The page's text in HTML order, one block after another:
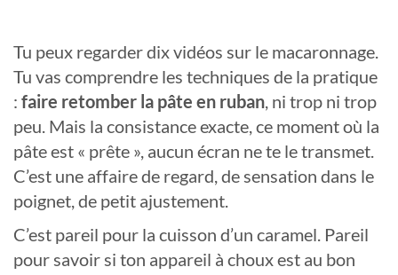
Tu peux regarder dix vidéos sur le macaronnage.
Tu vas comprendre les techniques de la pratique
: faire retomber la pâte en ruban, ni trop ni trop
peu. Mais la consistance exacte, ce moment où la
pâte est « prête », aucun écran ne te le transmet.
C’est une affaire de regard, de sensation dans le
poignet, de petit ajustement.
C’est pareil pour la cuisson d’un caramel. Pareil
pour savoir si ton appareil à choux est au bon